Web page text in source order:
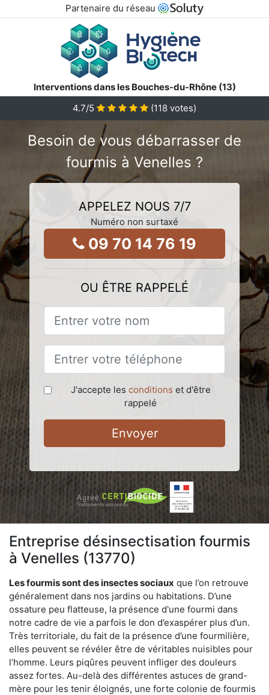
Partenaire du réseau
Interventions dans les Bouches-du-Rhône (13)
4.7/5 (118 votes)
Besoin de vous débarrasser de
fourmis à Venelles ?
APPELEZ NOUS 7/7
Numéro non surtaxé
09 70 14 76 19
OU ÊTRE RAPPELÉ
J'accepte les conditions et d'être
rappelé
Envoyer
Entreprise désinsectisation fourmis
à Venelles (13770)
Les fourmis sont des insectes sociaux que l’on retrouve
généralement dans nos jardins ou habitations. D’une
ossature peu flatteuse, la présence d'une fourmi dans
notre cadre de vie a parfois le don d’exaspérer plus d’un.
Très territoriale, du fait de la présence d’une fourmilière,
elles peuvent se révéler être de véritables nuisibles pour
l’homme. Leurs piqûres peuvent infliger des douleurs
assez fortes. Au-delà des différentes astuces de grand-
mère pour les tenir éloignés, une forte colonie de fourmis